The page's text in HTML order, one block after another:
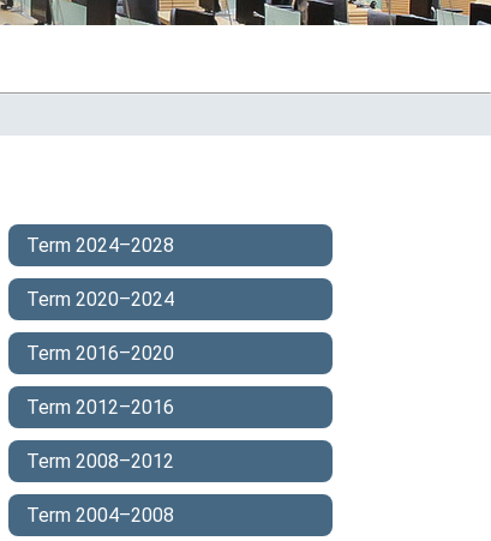
Term 2024–2028
Term 2020–2024
Term 2016–2020
Term 2012–2016
Term 2008–2012
Term 2004–2008